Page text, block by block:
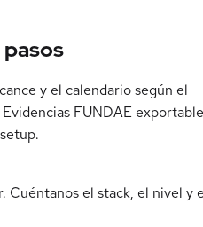
y el calendario según el
FUNDAE
Cuéntanos el stack, el nivel y